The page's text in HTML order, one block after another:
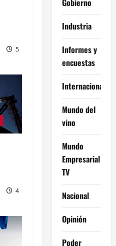
5
4
Industria
Informes y
encuestas
Internacional
Mundo del
vino
Mundo
Empresarial
TV
Nacional
Opinión
Poder